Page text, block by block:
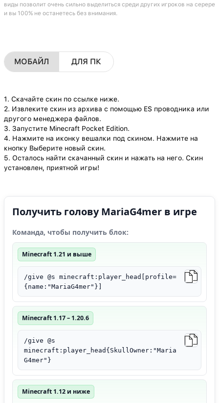
виды позволит очень сильно выделиться среди других игроков на серере
и вы 100% не останетесь без внимания.
МОБАЙЛ ДЛЯ ПК
1. Скачайте скин по ссылке ниже.
2. Извлеките скин из архива с помощью ES проводника или
другого менеджера файлов.
3. Запустите Minecraft Pocket Edition.
4. Нажмите на иконку вешалки под скином. Нажмите на
кнопку Выберите новый скин.
5. Осталось найти скачанный скин и нажать на него. Скин
установлен, приятной игры!
Получить голову MariaG4mer в игре
Команда, чтобы получить блок:
Minecraft 1.21 и выше
/give @s minecraft:player_head[profile=
{name:"MariaG4mer"}]
Minecraft 1.17 – 1.20.6
/give @s
minecraft:player_head{SkullOwner:"Maria
G4mer"}
Minecraft 1.12 и ниже